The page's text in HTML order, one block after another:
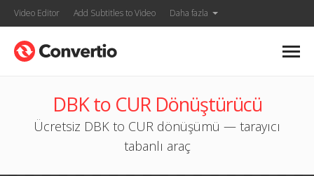
Video Editor Add Subtitles to Video Daha fazla
DBK to CUR Dönüştürücü
Ücretsiz DBK to CUR dönüşümü — tarayıcı
tabanlı araç